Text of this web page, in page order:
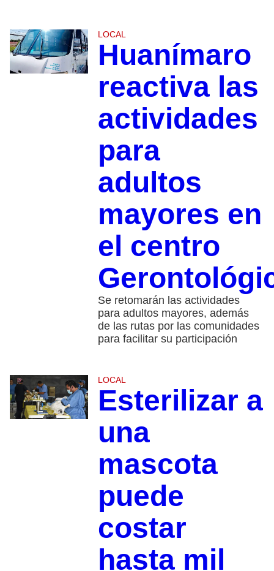
LOCAL
Huanímaro
reactiva las
actividades
para
adultos
mayores en
el centro
Se retomarán las actividades
para adultos mayores, además
de las rutas por las comunidades
para facilitar su participación
LOCAL
Esterilizar a
una
mascota
puede
costar
hasta mil